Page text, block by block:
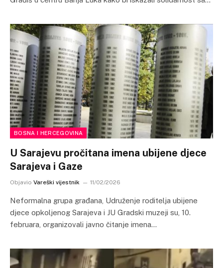
BOSNA I HERCEGOVINA
U Sarajevu pročitana imena ubijene djece
Sarajeva i Gaze
Objavio Vareški vijestnik 11/02/2026
Neformalna grupa građana, Udruženje roditelja ubijene
djece opkoljenog Sarajeva i JU Gradski muzeji su, 10.
februara, organizovali javno čitanje imena…